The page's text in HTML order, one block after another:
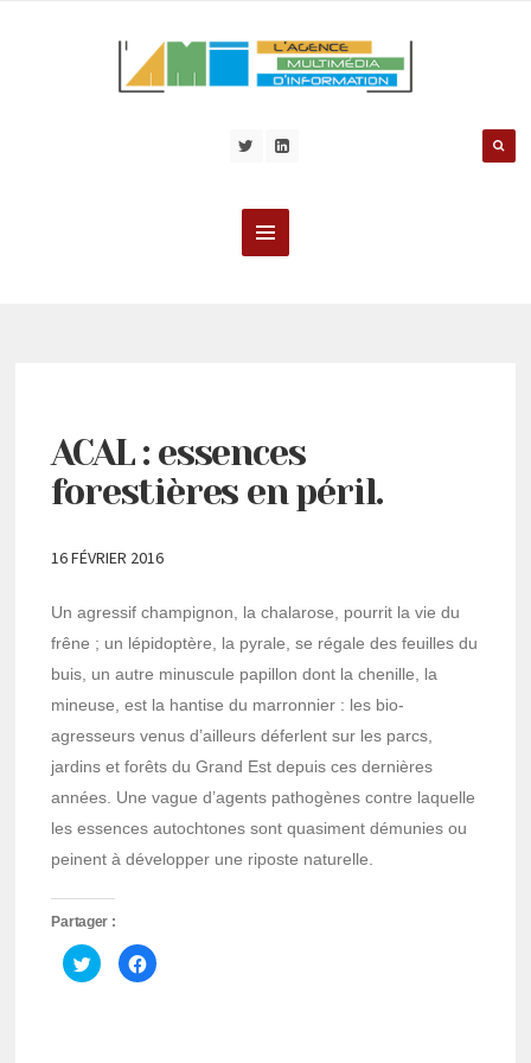
ACAL : essences
forestières en péril.
16 FÉVRIER 2016
Un agressif champignon, la chalarose, pourrit la vie du
frêne ; un lépidoptère, la pyrale, se régale des feuilles du
buis, un autre minuscule papillon dont la chenille, la
mineuse, est la hantise du marronnier : les bio-
agresseurs venus d’ailleurs déferlent sur les parcs,
jardins et forêts du Grand Est depuis ces dernières
années. Une vague d’agents pathogènes contre laquelle
les essences autochtones sont quasiment démunies ou
peinent à développer une riposte naturelle.
Partager :
Cliquez
pour
partager
Cliquez
pour